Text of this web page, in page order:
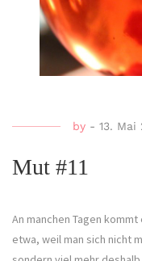
by - 13. Mai
Mut #11
An manchen Tagen
etwa, weil man sich nicht